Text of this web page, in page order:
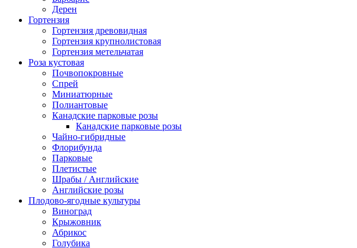
Дерен
Гортензия
Гортензия древовидная
Гортензия крупнолистовая
Гортензия метельчатая
Роза кустовая
Почвопокровные
Спрей
Миниатюрные
Полиантовые
Канадские парковые розы
Канадские парковые розы
Чайно-гибридные
Флорибунда
Парковые
Плетистые
Шрабы / Английские
Английские розы
Плодово-ягодные культуры
Виноград
Крыжовник
Абрикос
Голубика